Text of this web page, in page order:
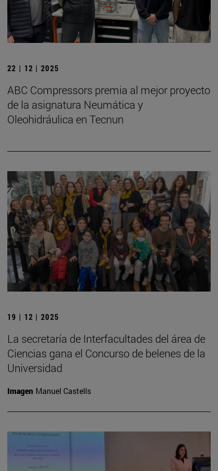
22 | 12 | 2025
ABC Compressors premia al mejor proyecto
de la asignatura Neumática y
Oleohidráulica en Tecnun
19 | 12 | 2025
La secretaría de Interfacultades del área de
Ciencias gana el Concurso de belenes de la
Universidad
Imagen Manuel Castells